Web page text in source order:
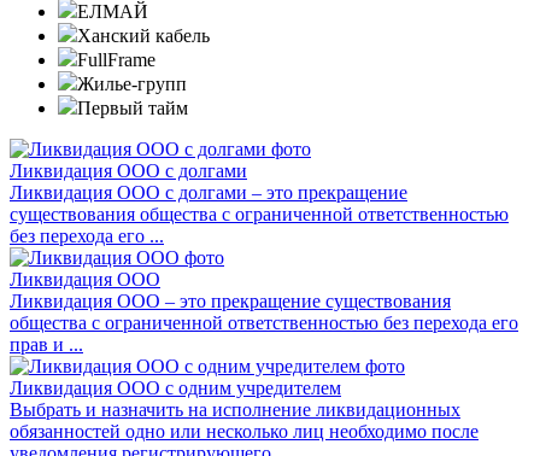
ЕЛМАЙ
Ханский кабель
FullFrame
Жилье-групп
Первый тайм
Ликвидация ООО с долгами
Ликвидация ООО с долгами – это прекращение
существования общества с ограниченной ответственностью
без перехода его ...
Ликвидация ООО
Ликвидация ООО – это прекращение существования
общества с ограниченной ответственностью без перехода его
прав и ...
Ликвидация ООО с одним учредителем
Выбрать и назначить на исполнение ликвидационных
обязанностей одно или несколько лиц необходимо после